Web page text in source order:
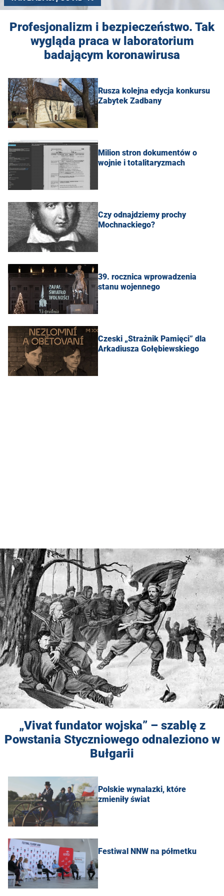
Profesjonalizm i bezpieczeństwo. Tak
wygląda praca w laboratorium
badającym koronawirusa
Rusza kolejna edycja konkursu
Zabytek Zadbany
Milion stron dokumentów o
wojnie i totalitaryzmach
Czy odnajdziemy prochy
Mochnackiego?
39. rocznica wprowadzenia
stanu wojennego
Czeski „Strażnik Pamięci” dla
Arkadiusza Gołębiewskiego
„Vivat fundator wojska” – szablę z
Powstania Styczniowego odnaleziono w
Bułgarii
Polskie wynalazki, które
zmieniły świat
Festiwal NNW na półmetku